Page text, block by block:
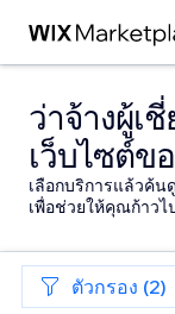
ว่าจ้างผู้เ
เว็บไซต์ข
เลือกบริการแล้วค้
เพื่อช่วยให้คุณก้าวไ
ตัวกรอง (2)